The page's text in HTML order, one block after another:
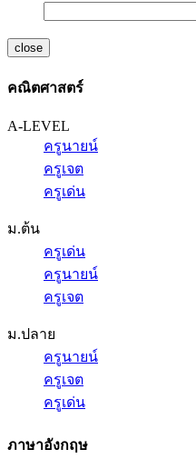
close
คณิตศาสตร์
A-LEVEL
ครูนายน์
ครูเจต
ครูเด่น
ม.ต้น
ครูเด่น
ครูนายน์
ครูเจต
ม.ปลาย
ครูนายน์
ครูเจต
ครูเด่น
ภาษาอังกฤษ